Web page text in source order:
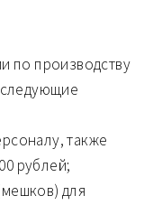
по производству
также
рублей;
для